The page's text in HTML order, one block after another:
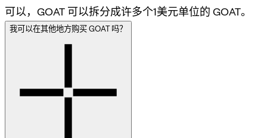
可以，GOAT 可以拆分成许多个1美元单位的 GOAT。
我可以在其他地方购买 GOAT 吗？